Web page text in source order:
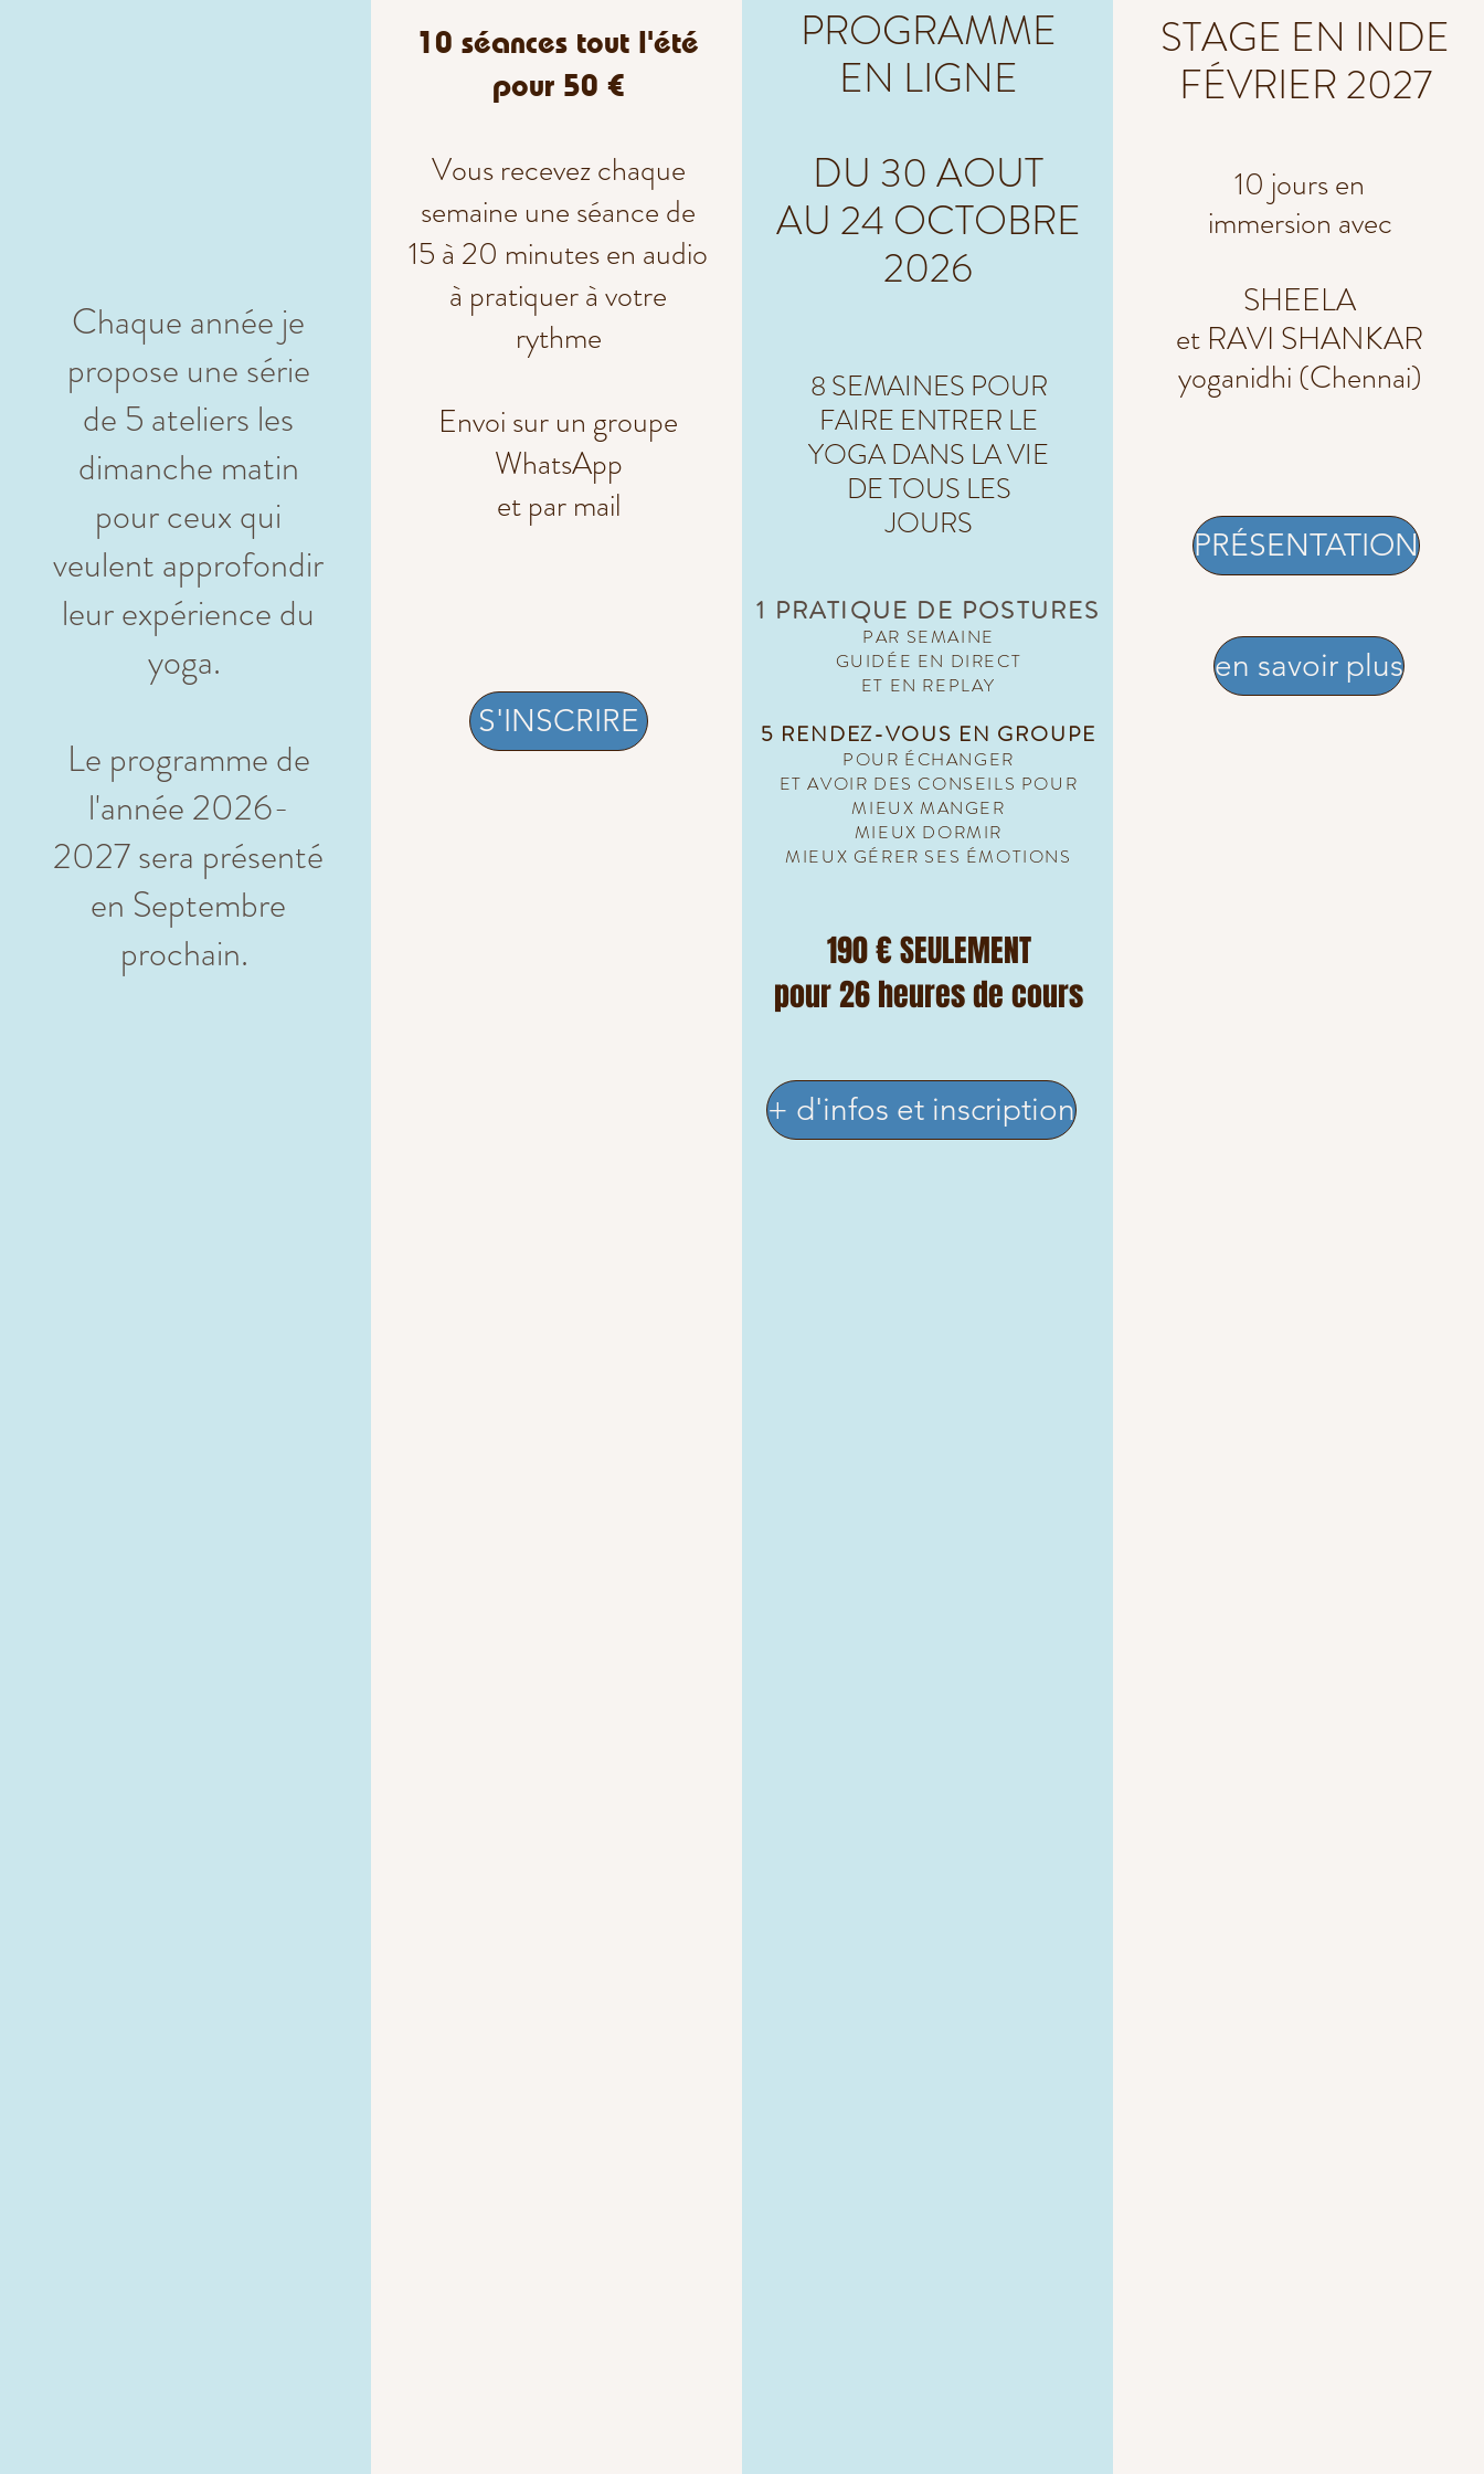
Chaque année je
propose une série
de 5 ateliers les
dimanche matin
pour ceux qui
veulent approfondir
leur expérience du
yoga.
Le programme de
l'année 2026-
2027 sera présenté
en Septembre
prochain.
10 séances tout l'été
pour 50 €
Vous recevez chaque
semaine une séance de
15 à 20 minutes en audio
à pratiquer à votre
rythme
Envoi sur un groupe
WhatsApp
et par mail
S'INSCRIRE
PROGRAMME
EN LIGNE
DU 30 AOUT
AU 24 OCTOBRE
2026
8 SEMAINES POUR
FAIRE ENTRER LE
YOGA DANS LA VIE
DE TOUS LES
JOURS
1 PRATIQUE DE POSTURES
PAR SEMAINE
GUIDÉE EN DIRECT
ET EN REPLAY
5 RENDEZ-VOUS EN GROUPE
POUR ÉCHANGER
ET AVOIR DES CONSEILS POUR
MIEUX MANGER
MIEUX DORMIR
MIEUX GÉRER SES ÉMOTIONS
190 € SEULEMENT
pour 26 heures de cours
+ d'infos et inscription
STAGE EN INDE
FÉVRIER 2027
10 jours en
immersion avec
SHEELA
et RAVI SHANKAR
yoganidhi (Chennai)
PRÉSENTATION
en savoir plus